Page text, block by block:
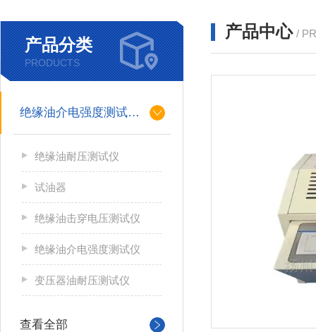
产品分类
PRODUCTS
绝缘油介电强度测试仪系列
绝缘油耐压测试仪
试油器
绝缘油击穿电压测试仪
绝缘油介电强度测试仪
变压器油耐压测试仪
查看全部
产品中心 /